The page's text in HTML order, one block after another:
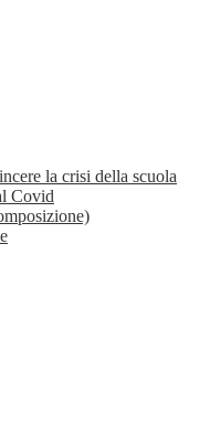
la crisi della scuola
Covid